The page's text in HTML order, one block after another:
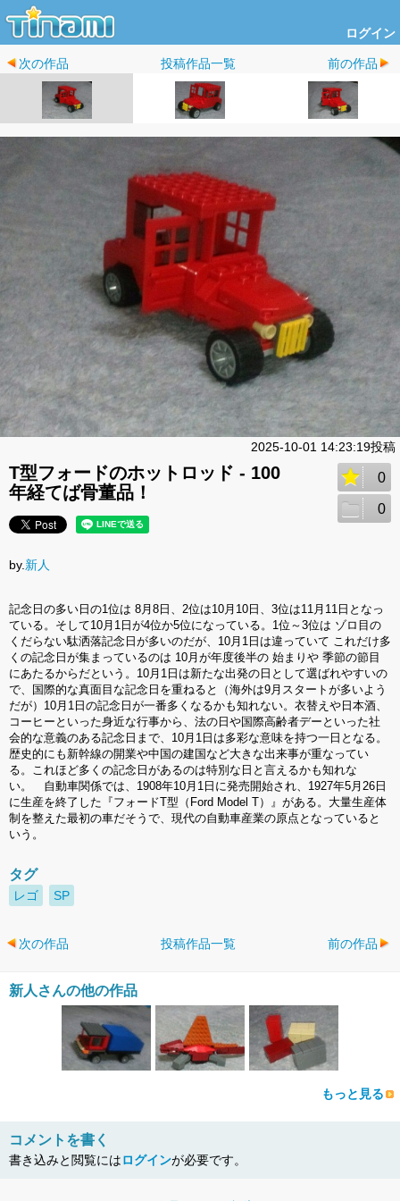
ログイン
次の作品 投稿作品一覧 前の作品
2025-10-01 14:23:19投稿
T型フォードのホットロッド - 100
年経てば骨董品！
0
0
by. 新人
記念日の多い日の1位は 8月8日、2位は10月10日、3位は11月11日となっ
ている。そして10月1日が4位か5位になっている。1位～3位は ゾロ目の
くだらない駄洒落記念日が多いのだが、10月1日は違っていて これだけ多
くの記念日が集まっているのは 10月が年度後半の 始まりや 季節の節目
にあたるからだという。10月1日は新たな出発の日として選ばれやすいの
で、国際的な真面目な記念日を重ねると（海外は9月スタートが多いよう
だが）10月1日の記念日が一番多くなるかも知れない。衣替えや日本酒、
コーヒーといった身近な行事から、法の日や国際高齢者デーといった社
会的な意義のある記念日まで、10月1日は多彩な意味を持つ一日となる。
歴史的にも新幹線の開業や中国の建国など大きな出来事が重なってい
る。これほど多くの記念日があるのは特別な日と言えるかも知れな
い。 自動車関係では、1908年10月1日に発売開始され、1927年5月26日
に生産を終了した『フォードT型（Ford Model T）』がある。大量生産体
制を整えた最初の車だそうで、現代の自動車産業の原点となっていると
いう。
タグ
レゴ SP
次の作品 投稿作品一覧 前の作品
新人さんの他の作品
もっと見る
コメントを書く
書き込みと閲覧にはログインが必要です。